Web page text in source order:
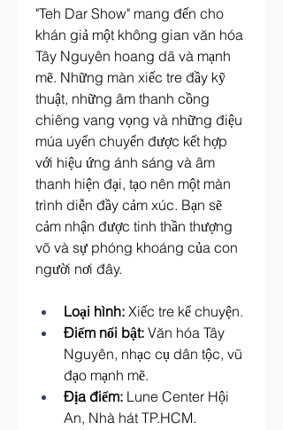
"Teh Dar Show" mang đến cho
khán giả một không gian văn hóa
Tây Nguyên hoang dã và mạnh
mẽ. Những màn xiếc tre đầy kỹ
thuật, những âm thanh cồng
chiêng vang vọng và những điệu
múa uyển chuyển được kết hợp
với hiệu ứng ánh sáng và âm
thanh hiện đại, tạo nên một màn
trình diễn đầy cảm xúc. Bạn sẽ
cảm nhận được tinh thần thượng
võ và sự phóng khoáng của con
người nơi đây.
Loại hình: Xiếc tre kể chuyện.
Điểm nổi bật: Văn hóa Tây
Nguyên, nhạc cụ dân tộc, vũ
đạo mạnh mẽ.
Địa điểm: Lune Center Hội
An, Nhà hát TP.HCM.